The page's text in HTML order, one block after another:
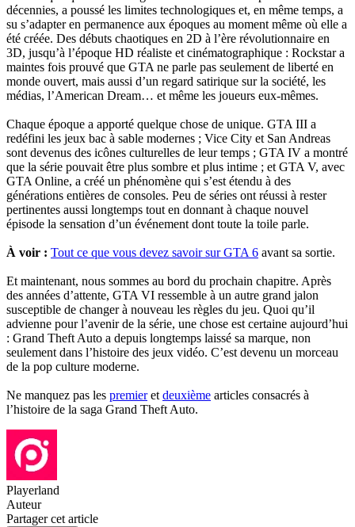
décennies, a poussé les limites technologiques et, en même temps, a
su s’adapter en permanence aux époques au moment même où elle a
été créée. Des débuts chaotiques en 2D à l’ère révolutionnaire en
3D, jusqu’à l’époque HD réaliste et cinématographique : Rockstar a
maintes fois prouvé que GTA ne parle pas seulement de liberté en
monde ouvert, mais aussi d’un regard satirique sur la société, les
médias, l’American Dream… et même les joueurs eux-mêmes.
Chaque époque a apporté quelque chose de unique. GTA III a
redéfini les jeux bac à sable modernes ; Vice City et San Andreas
sont devenus des icônes culturelles de leur temps ; GTA IV a montré
que la série pouvait être plus sombre et plus intime ; et GTA V, avec
GTA Online, a créé un phénomène qui s’est étendu à des
générations entières de consoles. Peu de séries ont réussi à rester
pertinentes aussi longtemps tout en donnant à chaque nouvel
épisode la sensation d’un événement dont toute la toile parle.
À voir : Tout ce que vous devez savoir sur GTA 6 avant sa sortie.
Et maintenant, nous sommes au bord du prochain chapitre. Après
des années d’attente, GTA VI ressemble à un autre grand jalon
susceptible de changer à nouveau les règles du jeu. Quoi qu’il
advienne pour l’avenir de la série, une chose est certaine aujourd’hui
: Grand Theft Auto a depuis longtemps laissé sa marque, non
seulement dans l’histoire des jeux vidéo. C’est devenu un morceau
de la pop culture moderne.
Ne manquez pas les premieret deuxième articles consacrés à
l’histoire de la saga Grand Theft Auto.
Playerland
Auteur
Partager cet article